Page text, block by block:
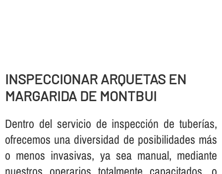
INSPECCIONAR ARQUETAS EN
MARGARIDA DE MONTBUI
Dentro del servicio de inspección de tuberí­as,
ofrecemos una diversidad de posibilidades más
o menos invasivas, ya sea manual, mediante